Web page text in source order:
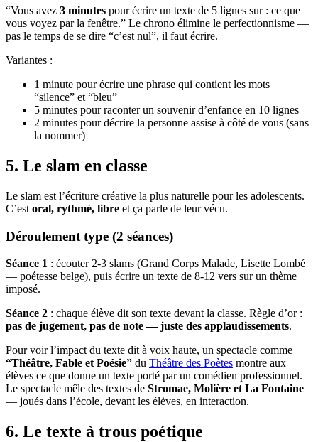
“Vous avez 3 minutes pour écrire un texte de 5 lignes sur : ce que
vous voyez par la fenêtre.” Le chrono élimine le perfectionnisme —
pas le temps de se dire “c’est nul”, il faut écrire.
Variantes :
1 minute pour écrire une phrase qui contient les mots
“silence” et “bleu”
5 minutes pour raconter un souvenir d’enfance en 10 lignes
2 minutes pour décrire la personne assise à côté de vous (sans
la nommer)
5. Le slam en classe
Le slam est l’écriture créative la plus naturelle pour les adolescents.
C’est oral, rythmé, libre et ça parle de leur vécu.
Déroulement type (2 séances)
Séance 1 : écouter 2-3 slams (Grand Corps Malade, Lisette Lombé
— poétesse belge), puis écrire un texte de 8-12 vers sur un thème
imposé.
Séance 2 : chaque élève dit son texte devant la classe. Règle d’or :
pas de jugement, pas de note — juste des applaudissements.
Pour voir l’impact du texte dit à voix haute, un spectacle comme
“Théâtre, Fable et Poésie” du Théâtre des Poètes montre aux
élèves ce que donne un texte porté par un comédien professionnel.
Le spectacle mêle des textes de Stromae, Molière et La Fontaine
— joués dans l’école, devant les élèves, en interaction.
6. Le texte à trous poétique